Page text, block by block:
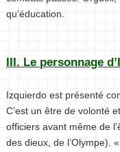
qu’éducation.
III. Le personnage
Izquierdo est présenté
C’est un être de volonté
officiers avant même de
des dieux, de l’Olympe).